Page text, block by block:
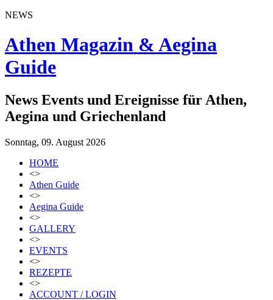
NEWS
Athen Magazin & Aegina
Guide
News Events und Ereignisse für Athen,
Aegina und Griechenland
Sonntag, 09. August 2026
HOME
<>
Athen Guide
<>
Aegina Guide
<>
GALLERY
<>
EVENTS
<>
REZEPTE
<>
ACCOUNT / LOGIN